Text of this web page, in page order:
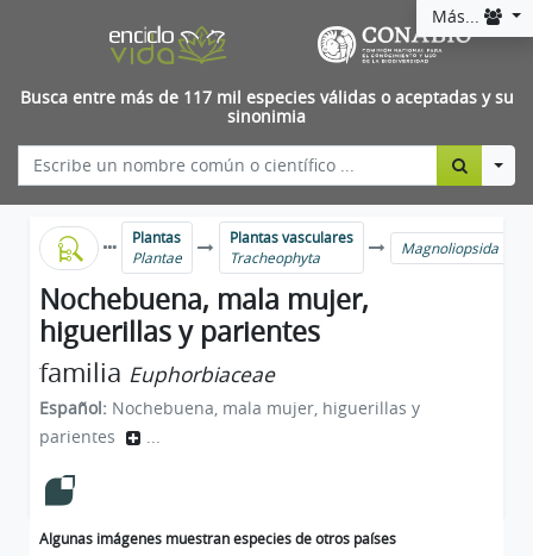
Más...
Busca entre más de 117 mil especies válidas o aceptadas y su
sinonimia
Plantas
Plantae
Plantas vasculares
Tracheophyta
Magnoliopsida
Nochebuena, mala mujer,
higuerillas y parientes
familia Euphorbiaceae
Español: Nochebuena, mala mujer, higuerillas y
parientes
...
Algunas imágenes muestran especies de otros países